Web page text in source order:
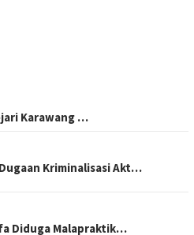
Karawang …
Dugaan Kriminalisasi Akt…
Diduga Malapraktik…